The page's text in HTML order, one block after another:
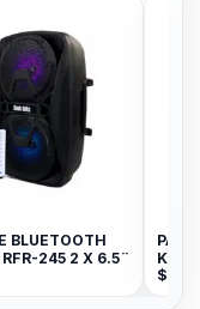
BLUETOOTH
245 2 X 6.5¨
KTS-
$